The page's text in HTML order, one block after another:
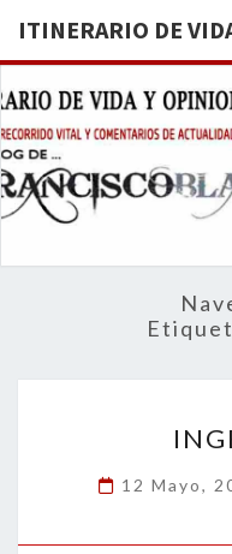
ITINERARIO DE
12 Mayo,